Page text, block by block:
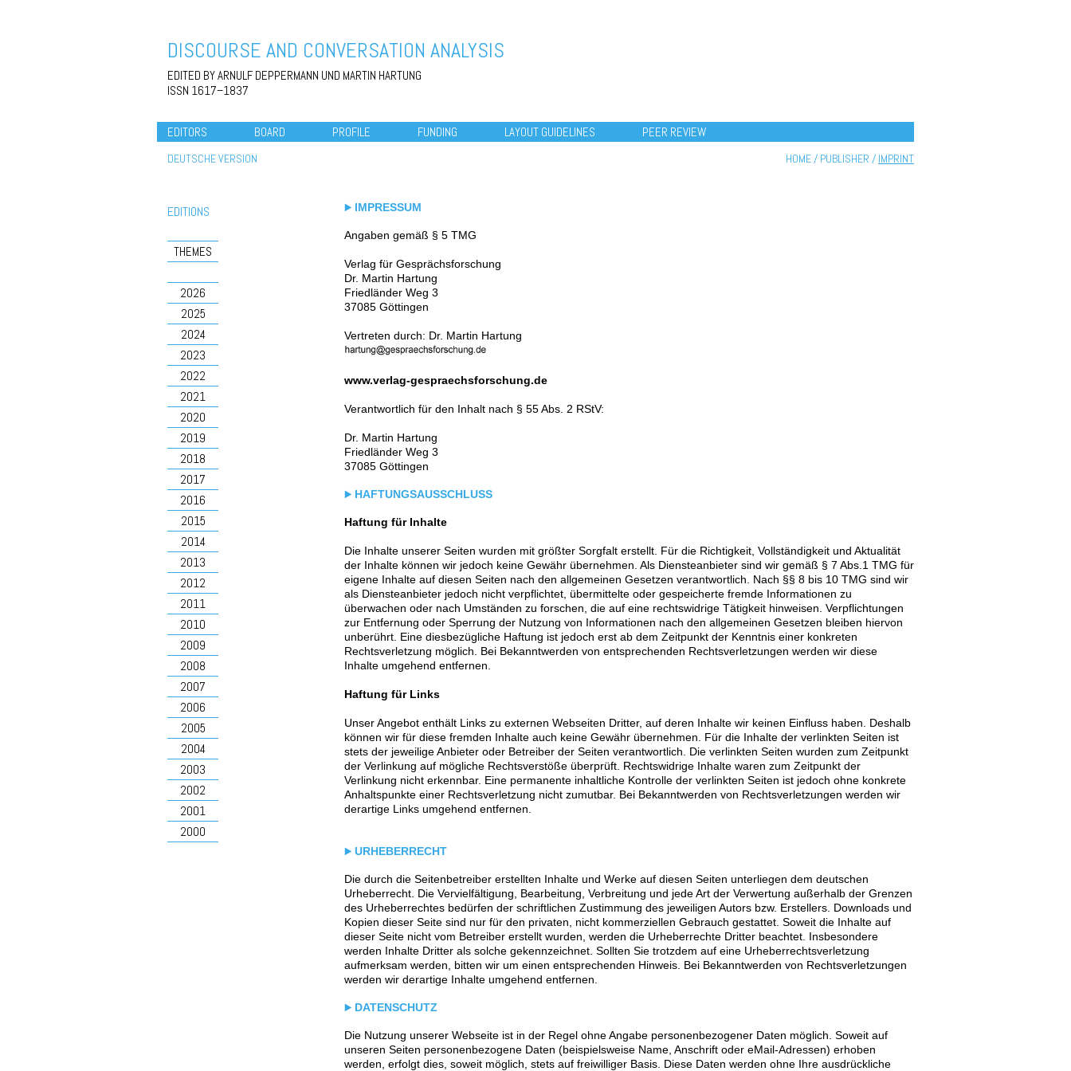
DISCOURSE AND CONVERSATION ANALYSIS
EDITED BY ARNULF DEPPERMANN UND MARTIN HARTUNG
ISSN 1617–1837
EDITORS BOARD PROFILE FUNDING LAYOUT GUIDELINES PEER REVIEW
DEUTSCHE VERSION HOME/ PUBLISHER / IMPRINT
EDITIONS
THEMES
2026
2025
2024
2023
2022
2021
2020
2019
2018
2017
2016
2015
2014
2013
2012
2011
2010
2009
2008
2007
2006
2005
2004
2003
2002
2001
2000
IMPRESSUM
Angaben gemäß § 5 TMG
Verlag für Gesprächsforschung
Dr. Martin Hartung
Friedländer Weg 3
37085 Göttingen
Vertreten durch: Dr. Martin Hartung
www.verlag-gespraechsforschung.de
Verantwortlich für den Inhalt nach § 55 Abs. 2 RStV:
Dr. Martin Hartung
Friedländer Weg 3
37085 Göttingen
HAFTUNGSAUSSCHLUSS
Haftung für Inhalte
Die Inhalte unserer Seiten wurden mit größter Sorgfalt erstellt. Für die Richtigkeit, Vollständigkeit und Aktualität
der Inhalte können wir jedoch keine Gewähr übernehmen. Als Diensteanbieter sind wir gemäß § 7 Abs.1 TMG für
eigene Inhalte auf diesen Seiten nach den allgemeinen Gesetzen verantwortlich. Nach §§ 8 bis 10 TMG sind wir
als Diensteanbieter jedoch nicht verpflichtet, übermittelte oder gespeicherte fremde Informationen zu
überwachen oder nach Umständen zu forschen, die auf eine rechtswidrige Tätigkeit hinweisen. Verpflichtungen
zur Entfernung oder Sperrung der Nutzung von Informationen nach den allgemeinen Gesetzen bleiben hiervon
unberührt. Eine diesbezügliche Haftung ist jedoch erst ab dem Zeitpunkt der Kenntnis einer konkreten
Rechtsverletzung möglich. Bei Bekanntwerden von entsprechenden Rechtsverletzungen werden wir diese
Inhalte umgehend entfernen.
Haftung für Links
Unser Angebot enthält Links zu externen Webseiten Dritter, auf deren Inhalte wir keinen Einfluss haben. Deshalb
können wir für diese fremden Inhalte auch keine Gewähr übernehmen. Für die Inhalte der verlinkten Seiten ist
stets der jeweilige Anbieter oder Betreiber der Seiten verantwortlich. Die verlinkten Seiten wurden zum Zeitpunkt
der Verlinkung auf mögliche Rechtsverstöße überprüft. Rechtswidrige Inhalte waren zum Zeitpunkt der
Verlinkung nicht erkennbar. Eine permanente inhaltliche Kontrolle der verlinkten Seiten ist jedoch ohne konkrete
Anhaltspunkte einer Rechtsverletzung nicht zumutbar. Bei Bekanntwerden von Rechtsverletzungen werden wir
derartige Links umgehend entfernen.
URHEBERRECHT
Die durch die Seitenbetreiber erstellten Inhalte und Werke auf diesen Seiten unterliegen dem deutschen
Urheberrecht. Die Vervielfältigung, Bearbeitung, Verbreitung und jede Art der Verwertung außerhalb der Grenzen
des Urheberrechtes bedürfen der schriftlichen Zustimmung des jeweiligen Autors bzw. Erstellers. Downloads und
Kopien dieser Seite sind nur für den privaten, nicht kommerziellen Gebrauch gestattet. Soweit die Inhalte auf
dieser Seite nicht vom Betreiber erstellt wurden, werden die Urheberrechte Dritter beachtet. Insbesondere
werden Inhalte Dritter als solche gekennzeichnet. Sollten Sie trotzdem auf eine Urheberrechtsverletzung
aufmerksam werden, bitten wir um einen entsprechenden Hinweis. Bei Bekanntwerden von Rechtsverletzungen
werden wir derartige Inhalte umgehend entfernen.
DATENSCHUTZ
Die Nutzung unserer Webseite ist in der Regel ohne Angabe personenbezogener Daten möglich. Soweit auf
unseren Seiten personenbezogene Daten (beispielsweise Name, Anschrift oder eMail-Adressen) erhoben
werden, erfolgt dies, soweit möglich, stets auf freiwilliger Basis. Diese Daten werden ohne Ihre ausdrückliche